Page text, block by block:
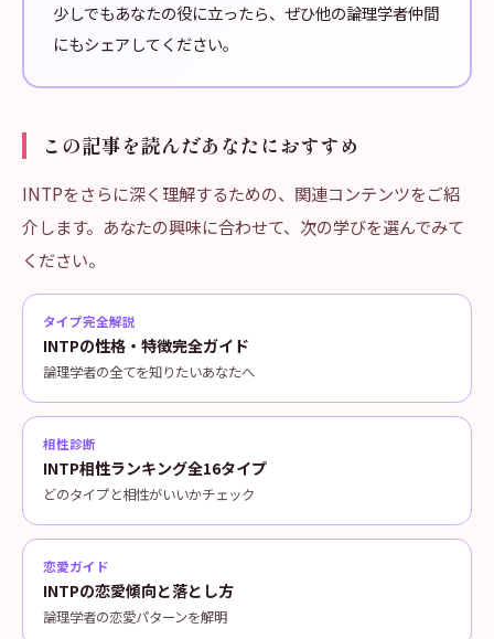
少しでもあなたの役に立ったら、ぜひ他の論理学者仲間
にもシェアしてください。
この記事を読んだあなたにおすすめ
INTPをさらに深く理解するための、関連コンテンツをご紹
介します。あなたの興味に合わせて、次の学びを選んでみて
ください。
タイプ完全解説
INTPの性格・特徴完全ガイド
論理学者の全てを知りたいあなたへ
相性診断
INTP相性ランキング全16タイプ
どのタイプと相性がいいかチェック
恋愛ガイド
INTPの恋愛傾向と落とし方
論理学者の恋愛パターンを解明